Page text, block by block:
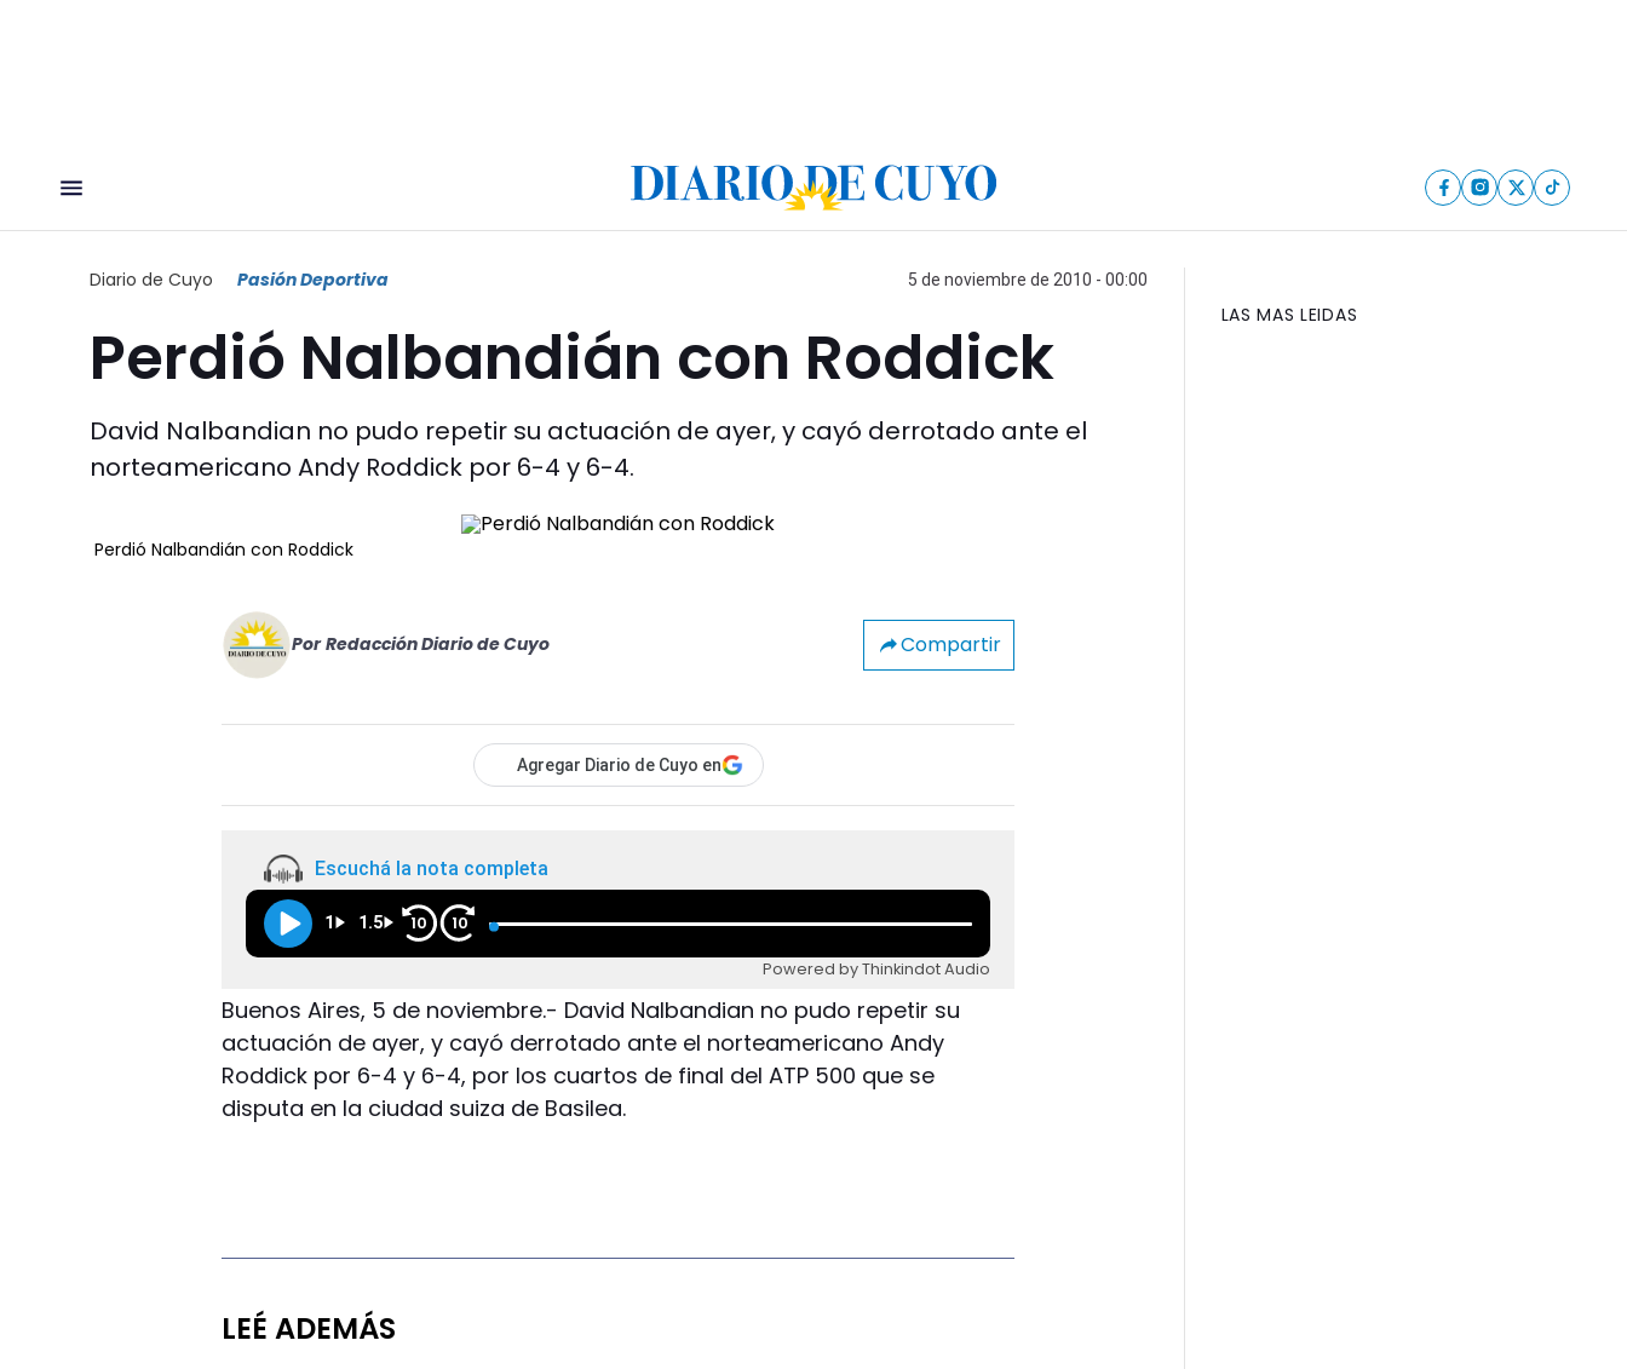
Diario de Cuyo Pasión Deportiva 5 de noviembre de 2010 - 00:00
Perdió Nalbandián con Roddick
David Nalbandian no pudo repetir su actuación de ayer, y cayó derrotado ante el
norteamericano Andy Roddick por 6-4 y 6-4.
Perdió Nalbandián con Roddick
Por Redacción Diario de Cuyo Compartir
Agregar Diario de Cuyo en
Escuchá la nota completa
1 1.5 10 10
Powered by Thinkindot Audio
Buenos Aires, 5 de noviembre.- David Nalbandian no pudo repetir su
actuación de ayer, y cayó derrotado ante el norteamericano Andy
Roddick por 6-4 y 6-4, por los cuartos de final del ATP 500 que se
disputa en la ciudad suiza de Basilea.
LEÉ ADEMÁS
LAS MAS LEIDAS